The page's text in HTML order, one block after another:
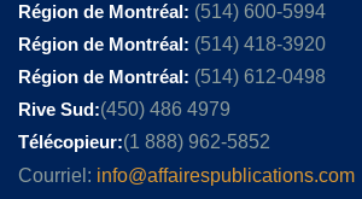
Région de Montréal: (514) 600-5994
Région de Montréal: (514) 418-3920
Région de Montréal: (514) 612-0498
Rive Sud:(450) 486 4979
Télécopieur:(1 888) 962-5852
Courriel: info@affairespublications.com